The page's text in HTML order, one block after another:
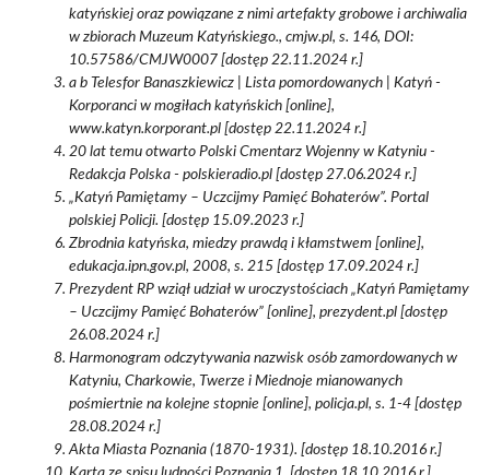
katyńskiej oraz powiązane z nimi artefakty grobowe i archiwalia
w zbiorach Muzeum Katyńskiego., cmjw.pl, s. 146, DOI:
10.57586/CMJW0007 [dostęp 22.11.2024 r.]
a b Telesfor Banaszkiewicz | Lista pomordowanych | Katyń -
Korporanci w mogiłach katyńskich [online],
www.katyn.korporant.pl [dostęp 22.11.2024 r.]
20 lat temu otwarto Polski Cmentarz Wojenny w Katyniu -
Redakcja Polska - polskieradio.pl [dostęp 27.06.2024 r.]
„Katyń Pamiętamy – Uczcijmy Pamięć Bohaterów”. Portal
polskiej Policji. [dostęp 15.09.2023 r.]
Zbrodnia katyńska, miedzy prawdą i kłamstwem [online],
edukacja.ipn.gov.pl, 2008, s. 215 [dostęp 17.09.2024 r.]
Prezydent RP wziął udział w uroczystościach „Katyń Pamiętamy
– Uczcijmy Pamięć Bohaterów” [online], prezydent.pl [dostęp
26.08.2024 r.]
Harmonogram odczytywania nazwisk osób zamordowanych w
Katyniu, Charkowie, Twerze i Miednoje mianowanych
pośmiertnie na kolejne stopnie [online], policja.pl, s. 1-4 [dostęp
28.08.2024 r.]
Akta Miasta Poznania (1870-1931). [dostęp 18.10.2016 r.]